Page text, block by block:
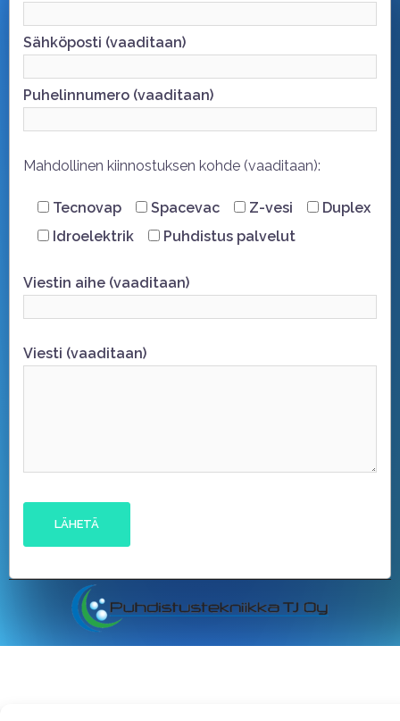
Sähköposti (vaaditaan)
Puhelinnumero (vaaditaan)
Mahdollinen kiinnostuksen kohde (vaaditaan):
Tecnovap Spacevac Z-vesi
Duplex
Idroelektrik
Puhdistus palvelut
Viestin aihe (vaaditaan)
Viesti (vaaditaan)